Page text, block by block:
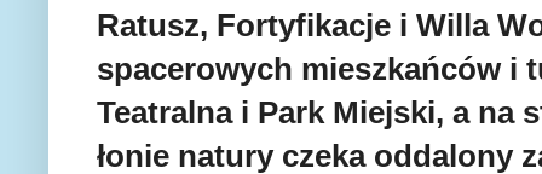
Ratusz, Fortyfikacje i Willa
spacerowych mieszkańców i
Teatralna i Park Miejski, a na
łonie natury czeka oddalony